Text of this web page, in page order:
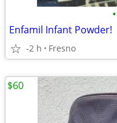
•
Enfamil Infant Powder!
-2 h Fresno
$60